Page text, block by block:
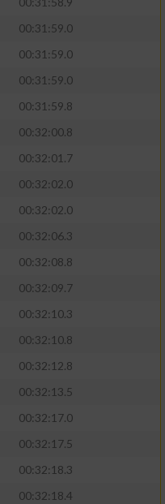
00:31:59.0
00:31:59.0
00:31:59.0
00:31:59.8
00:32:00.8
00:32:01.7
00:32:02.0
00:32:02.0
00:32:06.3
00:32:08.8
00:32:09.7
00:32:10.3
00:32:10.8
00:32:12.8
00:32:13.5
00:32:17.0
00:32:17.5
00:32:18.3
00:32:18.4